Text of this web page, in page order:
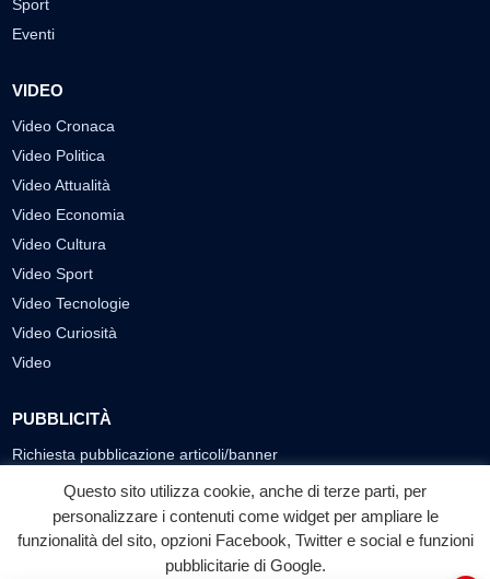
Sport
Eventi
VIDEO
Video Cronaca
Video Politica
Video Attualità
Video Economia
Video Cultura
Video Sport
Video Tecnologie
Video Curiosità
Video
PUBBLICITÀ
Richiesta pubblicazione articoli/banner
SEGUICI SUI SOCIAL
f ◎ ▶
Questo sito utilizza cookie, anche di terze parti, per
personalizzare i contenuti come widget per ampliare le
funzionalità del sito, opzioni Facebook, Twitter e social e funzioni
pubblicitarie di Google.